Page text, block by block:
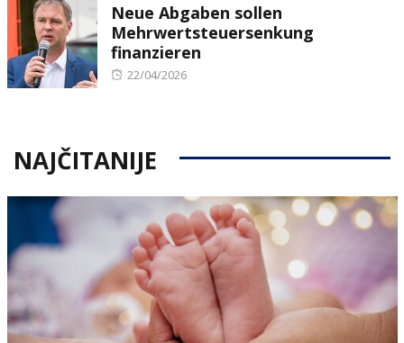
Neue Abgaben sollen
Mehrwertsteuersenkung
finanzieren
Posted
22/04/2026
NAJČITANIJE